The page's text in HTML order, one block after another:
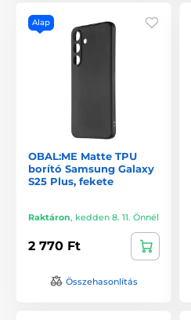
Alap
OBAL:ME Matte TPU
borító Samsung Galaxy
S25 Plus, fekete
Raktáron, kedden 8. 11. Önnél
2 770 Ft
Összehasonlítás